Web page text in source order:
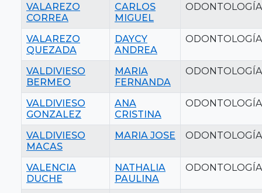
VALAREZO
CORREA
CARLOS
MIGUEL
ODONTOLOGÍA
VALAREZO
QUEZADA
DAYCY
ANDREA
ODONTOLOGÍA
VALDIVIESO
BERMEO
MARIA
FERNANDA
ODONTOLOGÍA
VALDIVIESO
GONZALEZ
ANA
CRISTINA
ODONTOLOGÍA
VALDIVIESO
MACAS
MARIA JOSE ODONTOLOGÍA
VALENCIA
DUCHE
NATHALIA
PAULINA
ODONTOLOGÍA